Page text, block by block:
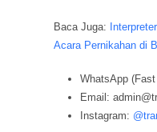
Baca Juga:
Acara Pernikahan di
WhatsApp
Email:
Instagram: